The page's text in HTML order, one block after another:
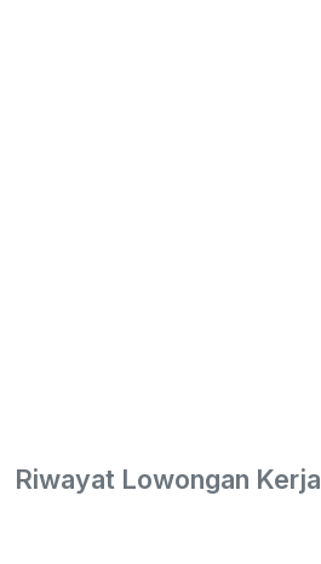
Riwayat Lowongan Kerja